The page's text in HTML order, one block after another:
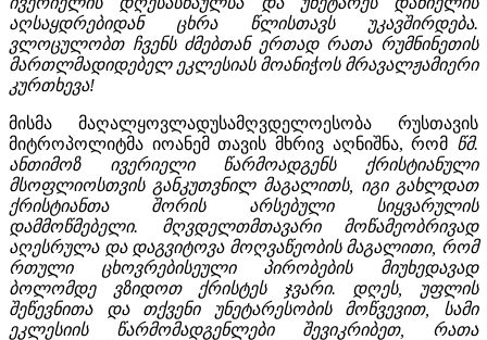
აღსაყდრებიდან ცხრა წლისთავს უკავშირდება.
ვლოცულობთ ჩვენს ძმებთან ერთად რათა რუმნინეთის
მართლმადიდებელ ეკლესიას მოანიჭოს მრავალჟამიერი
კურთხევა!
მისმა მაღალყოვლადუსამღვდელოესობა რუსთავის
მიტროპოლიტმა იოანემ თავის მხრივ აღნიშნა, რომ წმ.
ანთიმოზ ივერიელი წარმოადგენს ქრისტიანული
მსოფლიოსთვის განკუთვნილ მაგალითს, იგი გახლდათ
ქრისტიანთა შორის არსებული სიყვარულის
დამმოწმებელი. მღვდელთმთავარი მოწამეობრივად
აღესრულა და დაგვიტოვა მოღვაწეობის მაგალითი, რომ
რთული ცხოვრებისეული პირობების მიუხედავად
ბოლომდე ვზიდოთ ქრისტეს ჯვარი. დღეს, უფლის
შეწევნითა და თქვენი უნეტარესობის მოწვევით, სამი
ეკლესიის წარმომადგენლები შევიკრიბეთ, რათა